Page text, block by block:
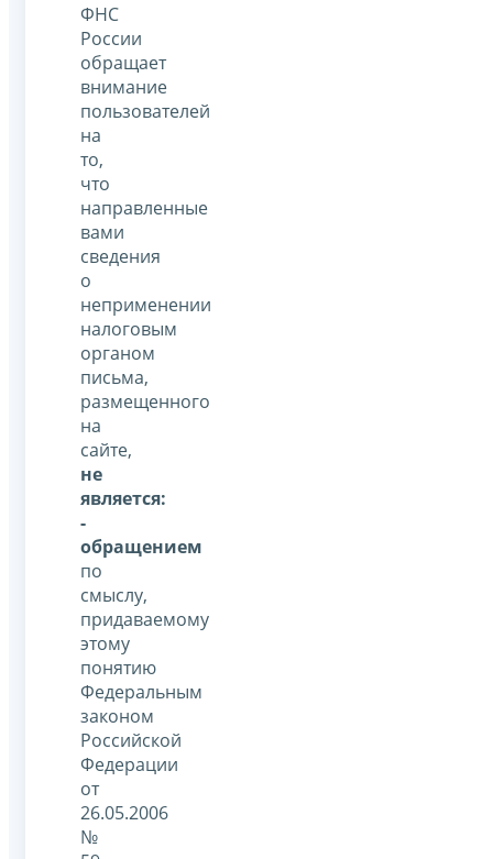
ФНС
России
обращает
внимание
пользователей
на
то,
что
направленные
вами
сведения
о
неприменении
налоговым
органом
письма,
размещенного
на
сайте,
не
является:
-
обращением
по
смыслу,
придаваемому
этому
понятию
Федеральным
законом
Российской
Федерации
от
26.05.2006
№